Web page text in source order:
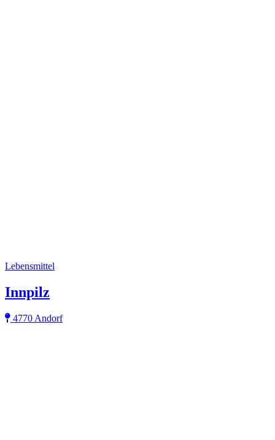
Lebensmittel
Innpilz
4770 Andorf